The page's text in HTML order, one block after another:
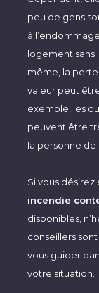
peu de gens
à
logement sans
même, la
valeur peut
exemple, les
peuvent être
la personne de
Si vous désirez
incendie
disponibles,
conseillers
vous guider
votre situation.